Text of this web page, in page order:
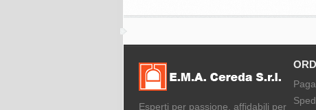
Esperti per passione, affidabili per